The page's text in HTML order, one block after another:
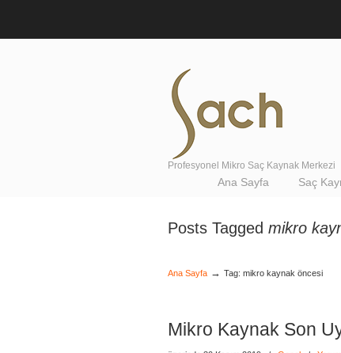
Profesyonel Mikro Saç Kaynak Merkezi
Ana Sayfa Saç
Navigation
Posts Tagged mikro
Ana Sayfa → Tag: mikro kaynak öncesi
Mikro Kaynak Son